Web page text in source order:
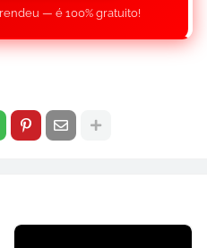
— é 100% gratuito!